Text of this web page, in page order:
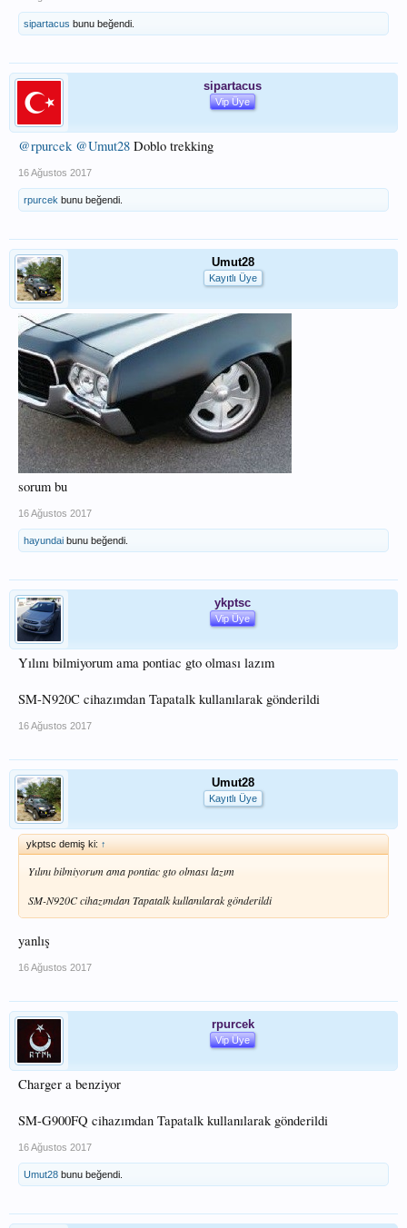
sipartacus bunu beğendi.
sipartacus
Vip Üye
@rpurcek @Umut28 Doblo trekking
16 Ağustos 2017
rpurcek bunu beğendi.
Umut28
Kayıtlı Üye
sorum bu
16 Ağustos 2017
hayundai bunu beğendi.
ykptsc
Vip Üye
Yılını bilmiyorum ama pontiac gto olması lazım
SM-N920C cihazımdan Tapatalk kullanılarak gönderildi
16 Ağustos 2017
Umut28
Kayıtlı Üye
ykptsc demiş ki: ↑
Yılını bilmiyorum ama pontiac gto olması lazım
SM-N920C cihazımdan Tapatalk kullanılarak gönderildi
yanlış
16 Ağustos 2017
rpurcek
Vip Üye
Charger a benziyor
SM-G900FQ cihazımdan Tapatalk kullanılarak gönderildi
16 Ağustos 2017
Umut28 bunu beğendi.